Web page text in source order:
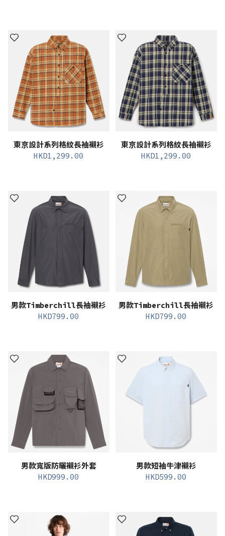
東京設計系列格紋長袖襯衫
HKD1,299.00
東京設計系列格紋長袖襯衫
HKD1,299.00
男款Timberchill長袖襯衫
HKD799.00
男款Timberchill長袖襯衫
HKD799.00
男款寬版防曬襯衫外套
HKD999.00
男款短袖牛津襯衫
HKD599.00